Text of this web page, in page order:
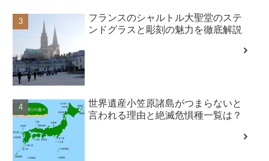
フランスのシャルトル大聖堂のステ
ンドグラスと彫刻の魅力を徹底解説
世界遺産小笠原諸島がつまらないと
言われる理由と絶滅危惧種一覧は？